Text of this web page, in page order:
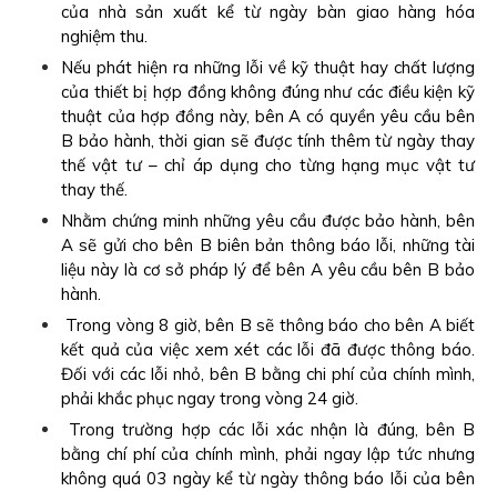
của nhà sản xuất kể từ ngày bàn giao hàng hóa
nghiệm thu.
Nếu phát hiện ra những lỗi về kỹ thuật hay chất lượng
của thiết bị hợp đồng không đúng như các điều kiện kỹ
thuật của hợp đồng này, bên A có quyền yêu cầu bên
B bảo hành, thời gian sẽ được tính thêm từ ngày thay
thế vật tư – chỉ áp dụng cho từng hạng mục vật tư
thay thế.
Nhằm chứng minh những yêu cầu được bảo hành, bên
A sẽ gửi cho bên B biên bản thông báo lỗi, những tài
liệu này là cơ sở pháp lý để bên A yêu cầu bên B bảo
hành.
Trong vòng 8 giờ, bên B sẽ thông báo cho bên A biết
kết quả của việc xem xét các lỗi đã được thông báo.
Đối với các lỗi nhỏ, bên B bằng chi phí của chính mình,
phải khắc phục ngay trong vòng 24 giờ.
Trong trường hợp các lỗi xác nhận là đúng, bên B
bằng chí phí của chính mình, phải ngay lập tức nhưng
không quá 03 ngày kể từ ngày thông báo lỗi của bên